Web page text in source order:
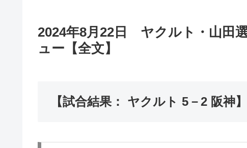
2024年8月22日 ヤクルト・山田
ュー【全文】
【試合結果： ヤクルト 5－2 阪神】